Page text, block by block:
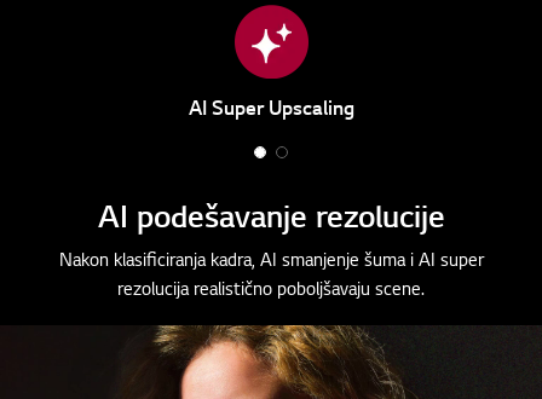
AI Super Upscaling
1
f
2
f
AI podešavanje rezolucije
Nakon klasificiranja kadra, AI smanjenje šuma i AI super
rezolucija realistično poboljšavaju scene.